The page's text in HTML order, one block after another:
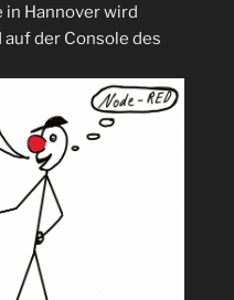
in Hannover wird
der Console des